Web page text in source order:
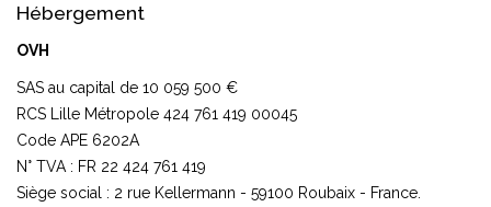
Hébergement
OVH
SAS au capital de 10 059 500 €
RCS Lille Métropole 424 761 419 00045
Code APE 6202A
N° TVA : FR 22 424 761 419
Siège social : 2 rue Kellermann - 59100 Roubaix - France.